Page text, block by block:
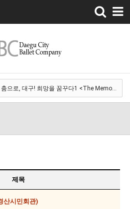
Toggle
navigation
[21.12.04] 힐링콘서트 춤으로, 대구! 희망을 꿈꾸다1 <The Memory of …
형 아양아트센터
제목
산시민회관)